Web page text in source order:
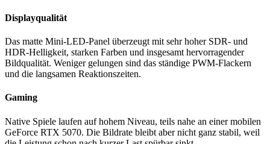
Displayqualität
Das matte Mini-LED-Panel überzeugt mit sehr hoher SDR- und
HDR-Helligkeit, starken Farben und insgesamt hervorragender
Bildqualität. Weniger gelungen sind das ständige PWM-Flackern
und die langsamen Reaktionszeiten.
Gaming
Native Spiele laufen auf hohem Niveau, teils nahe an einer mobilen
GeForce RTX 5070. Die Bildrate bleibt aber nicht ganz stabil, weil